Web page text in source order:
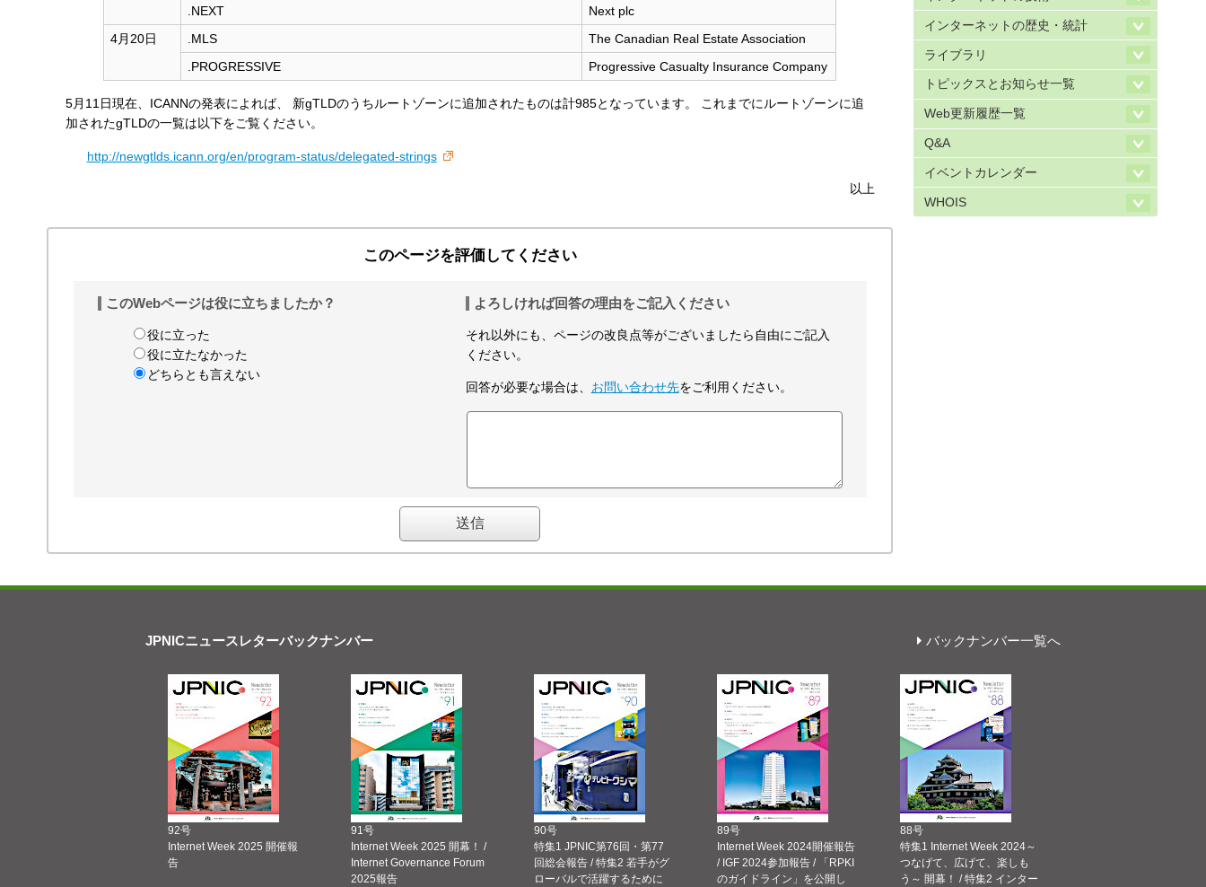
.NEXT
Next plc
4月20日
.MLS
The Canadian Real Estate Association
.PROGRESSIVE
Progressive Casualty Insurance Company
5月11日現在、ICANNの発表によれば、 新gTLDのうちルートゾーンに追加されたものは計985となっています。 これまでにルートゾーンに追
加されたgTLDの一覧は以下をご覧ください。
http://newgtlds.icann.org/en/program-status/delegated-strings
以上
インターネットの歴史・統計
ライブラリ
トピックスとお知らせ一覧
Web更新履歴一覧
Q&A
イベントカレンダー
WHOIS
このページを評価してください
このWebページは役に立ちましたか？
役に立った
役に立たなかった
どちらとも言えない
よろしければ回答の理由をご記入ください
それ以外にも、ページの改良点等がございましたら自由にご記入
ください。
回答が必要な場合は、 お問い合わせ先をご利用ください。
JPNICニュースレターバックナンバー バックナンバー一覧へ
92号
Internet Week 2025 開催報
告
91号
Internet Week 2025 開幕！ /
Internet Governance Forum
2025報告
90号
特集1 JPNIC第76回・第77
回総会報告 / 特集2 若手がグ
ローバルで活躍するために
89号
Internet Week 2024開催報告
/ IGF 2024参加報告 / 「RPKI
のガイドライン」を公開し
88号
特集1 Internet Week 2024～
つなげて、広げて、楽しも
う～ 開幕！ / 特集2 インター